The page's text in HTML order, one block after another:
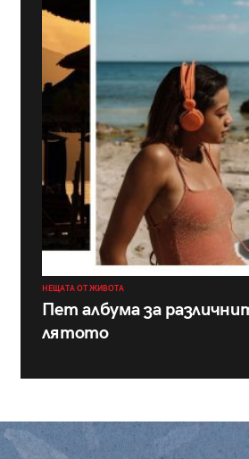
НЕЩАТА ОТ ЖИВОТА
Пет албума за
лятото